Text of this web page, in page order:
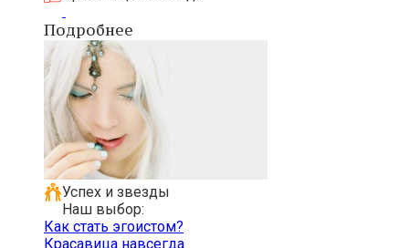
Подробнее
Успех и звезды
Наш выбор:
Как стать эгоистом?
Красавица навсегда